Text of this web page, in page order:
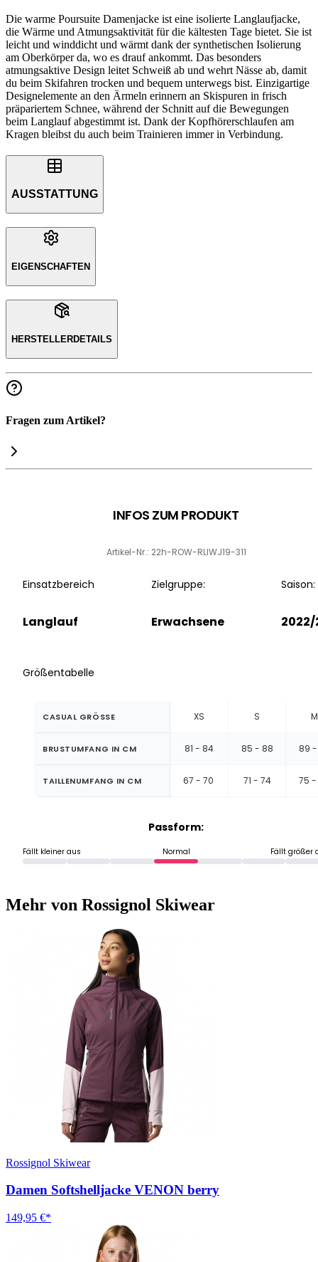
Die warme Poursuite Damenjacke ist eine isolierte Langlaufjacke,
die Wärme und Atmungsaktivität für die kältesten Tage bietet. Sie ist
leicht und winddicht und wärmt dank der synthetischen Isolierung
am Oberkörper da, wo es drauf ankommt. Das besonders
atmungsaktive Design leitet Schweiß ab und wehrt Nässe ab, damit
du beim Skifahren trocken und bequem unterwegs bist. Einzigartige
Designelemente an den Ärmeln erinnern an Skispuren in frisch
präpariertem Schnee, während der Schnitt auf die Bewegungen
beim Langlauf abgestimmt ist. Dank der Kopfhörerschlaufen am
Kragen bleibst du auch beim Trainieren immer in Verbindung.
AUSSTATTUNG
EIGENSCHAFTEN
HERSTELLERDETAILS
Fragen zum Artikel?
INFOS ZUM PRODUKT
Artikel-Nr.: 22h-ROW-RLIWJ19-311
Einsatzbereich
Langlauf
Zielgruppe:
Erwachsene
Saison:
2022/
Größentabelle
CASUAL GRÖSSE XS S M
BRUSTUMFANG IN CM 81 - 84 85 - 88 89
TAILLENUMFANG IN CM 67 - 70 71 - 74 75 -
Passform:
Fällt kleiner aus Normal Fällt größer
Mehr von Rossignol Skiwear
Rossignol Skiwear
Damen Softshelljacke VENON berry
149,95 €*